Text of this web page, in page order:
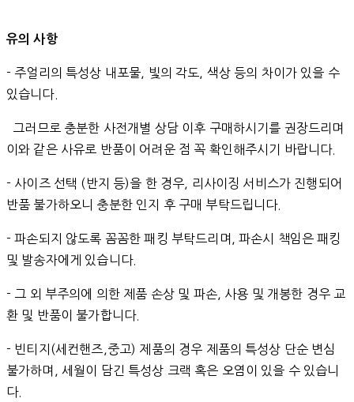
유의 사항
- 주얼리의 특성상 내포물, 빛의 각도, 색상 등의 차이가 있을 수
있습니다.
그러므로 충분한 사전개별 상담 이후 구매하시기를 권장드리며
이와 같은 사유로 반품이 어려운 점 꼭 확인해주시기 바랍니다.
- 사이즈 선택 (반지 등)을 한 경우, 리사이징 서비스가 진행되어
반품 불가하오니 충분한 인지 후 구매 부탁드립니다.
- 파손되지 않도록 꼼꼼한 패킹 부탁드리며, 파손시 책임은 패킹
및 발송자에게 있습니다.
- 그 외 부주의에 의한 제품 손상 및 파손, 사용 및 개봉한 경우 교
환 및 반품이 불가합니다.
- 빈티지(세컨핸즈,중고) 제품의 경우 제품의 특성상 단순 변심
불가하며, 세월이 담긴 특성상 크랙 혹은 오염이 있을 수 있습니
다.